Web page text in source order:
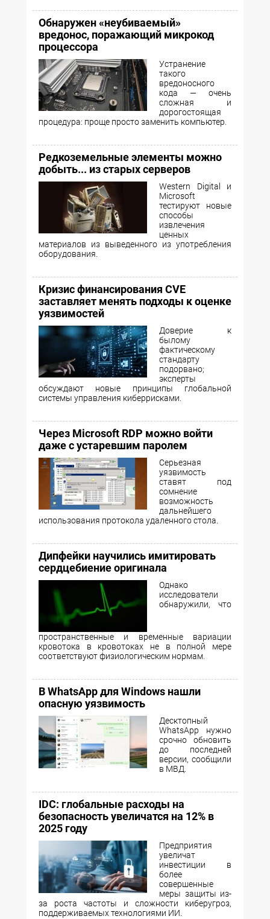
Обнаружен «неубиваемый»
вредонос, поражающий микрокод
процессора
Устранение
такого
вредоносного
кода — очень
сложная и
дорогостоящая
процедура: проще просто заменить компьютер.
Редкоземельные элементы можно
добыть... из старых серверов
Western Digital и
Microsoft
тестируют новые
способы
извлечения
ценных
материалов из выведенного из употребления
оборудования.
Кризис финансирования CVE
заставляет менять подходы к оценке
уязвимостей
Доверие к
былому
фактическому
стандарту
подорвано;
эксперты
обсуждают новые принципы глобальной
системы управления киберрисками.
Через Microsoft RDP можно войти
даже с устаревшим паролем
Серьезная
уязвимость
ставят под
сомнение
возможность
дальнейшего
использования протокола удаленного стола.
Дипфейки научились имитировать
сердцебиение оригинала
Однако
исследователи
обнаружили, что
пространственные и временные вариации
кровотока в кровотоках не в полной мере
соответствуют физиологическим нормам.
В WhatsApp для Windows нашли
опасную уязвимость
Десктопный
WhatsApp нужно
срочно обновить
до последней
версии, сообщили
в МВД.
IDC: глобальные расходы на
безопасность увеличатся на 12% в
2025 году
Предприятия
увеличат
инвестиции в
более
совершенные
меры защиты из-
за роста частоты и сложности киберугроз,
поддерживаемых технологиями ИИ.